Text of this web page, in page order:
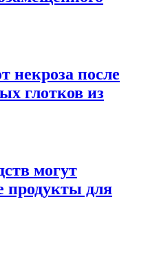
некроза после
глотков из
могут
продукты для